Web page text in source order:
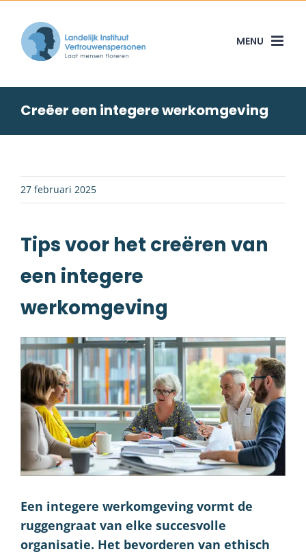
content
Creëer een integere werkomgeving
27 februari 2025
Tips voor het creëren van
een integere
werkomgeving
Een integere werkomgeving vormt de
ruggengraat van elke succesvolle
organisatie. Het bevorderen van ethisch